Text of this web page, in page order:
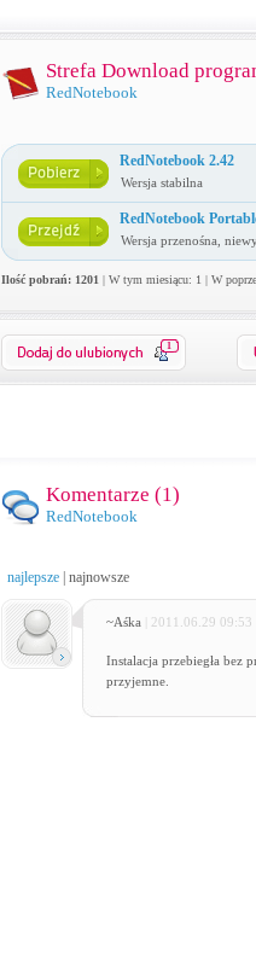
Strefa Download
RedNotebook
RedNotebook 2.42
Wersja stabilna
RedNotebook
Wersja przenośna,
Ilość pobrań: 1201 | W tym miesiącu: 1 | W
1
Komentarze (1)
RedNotebook
najlepsze| najnowsze
~Aśka | 2011.06.29 09:53
Instalacja przebiegła bez
przyjemne.